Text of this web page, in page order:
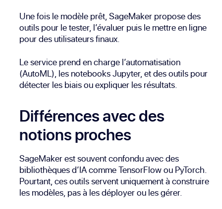
Une fois le modèle prêt, SageMaker propose des
outils pour le tester, l’évaluer puis le mettre en ligne
pour des utilisateurs finaux.
Le service prend en charge l’automatisation
(AutoML), les notebooks Jupyter, et des outils pour
détecter les biais ou expliquer les résultats.
Différences avec des
notions proches
SageMaker est souvent confondu avec des
bibliothèques d’IA comme TensorFlow ou PyTorch.
Pourtant, ces outils servent uniquement à construire
les modèles, pas à les déployer ou les gérer.